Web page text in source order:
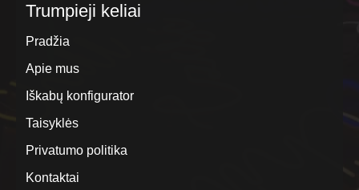
Trumpieji keliai
Pradžia
Apie mus
Iškabų konfigurator
Taisyklės
Privatumo politika
Kontaktai